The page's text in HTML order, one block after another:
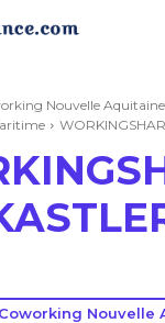
Nouvelle Aquitaine
Nouvelle